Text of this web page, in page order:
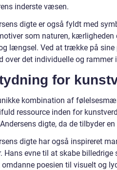
inderste væsen.
digte er også fyldt med
som naturen, kærligheden
længsel. Ved at trække på sine
over det individuelle og rammer
for
kombination af
ressource inden for
digte, da de tilbyder
digte har også inspireret
Hans evne til at skabe
poesien til visuelt og